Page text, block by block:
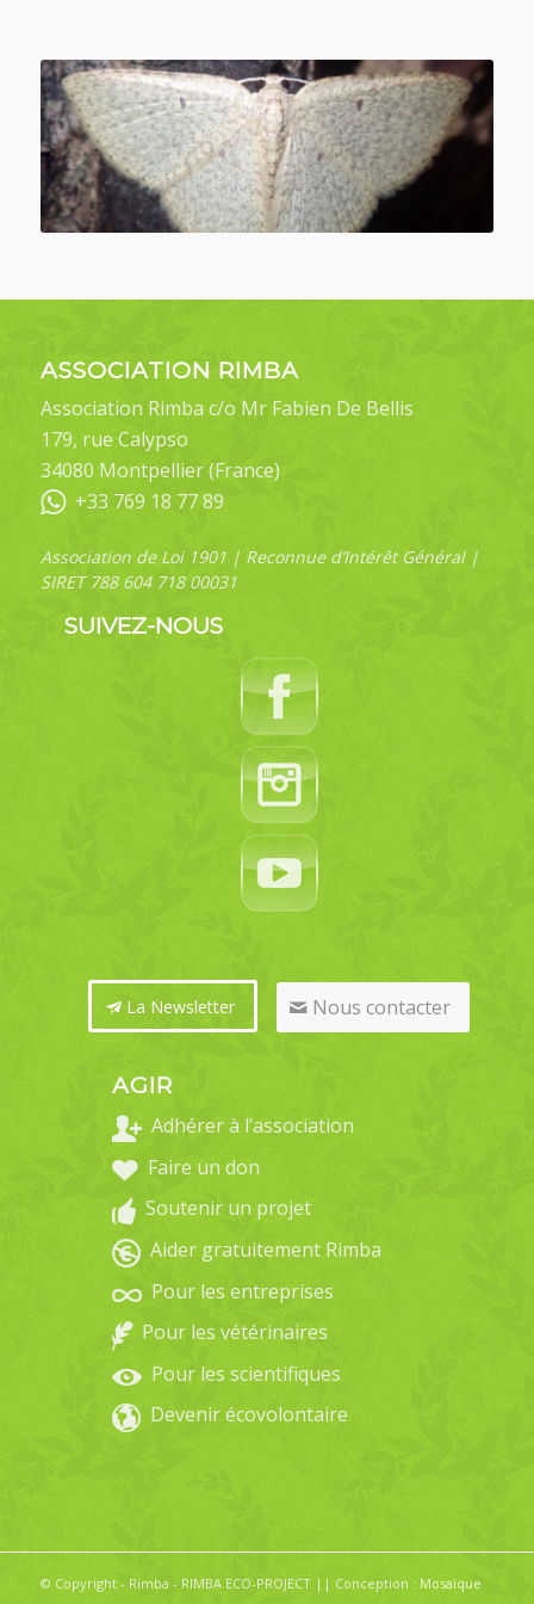
ASSOCIATION RIMBA
Association Rimba c/o Mr Fabien De Bellis
179, rue Calypso
34080 Montpellier (France)
+33 769 18 77 89
Association de Loi 1901 | Reconnue d’Intérêt Général |
SIRET 788 604 718 00031
SUIVEZ-NOUS
La Newsletter Nous contacter
AGIR
Adhérer à l’association
Faire un don
Soutenir un projet
Aider gratuitement Rimba
Pour les entreprises
Pour les vétérinaires
Pour les scientifiques
Devenir écovolontaire
© Copyright - Rimba - RIMBA ECO-PROJECT || Conception : Mosaïque